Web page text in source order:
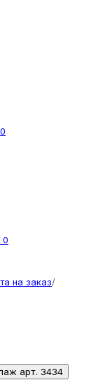
0
0
на заказ/